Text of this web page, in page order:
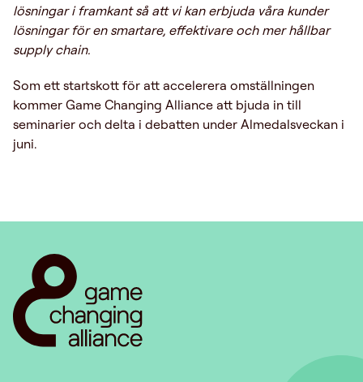
lösningar i framkant så att vi kan erbjuda våra kunder
lösningar för en smartare, effektivare och mer hållbar
supply chain.
Som ett startskott för att accelerera omställningen
kommer Game Changing Alliance att bjuda in till
seminarier och delta i debatten under Almedalsveckan i
juni.